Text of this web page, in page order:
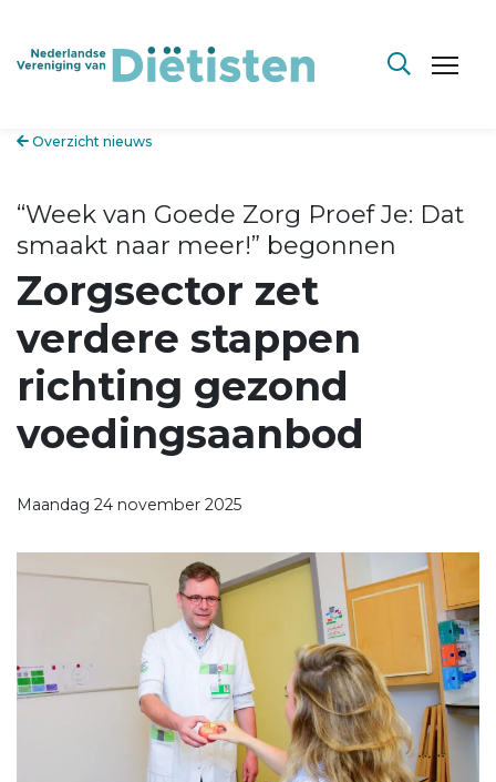
Overzicht nieuws
“Week van Goede Zorg Proef Je: Dat
smaakt naar meer!” begonnen
Zorgsector zet
verdere stappen
richting gezond
voedingsaanbod
Maandag 24 november 2025